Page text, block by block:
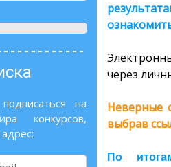
на
конкурсов,
через
Неверные
выбрав
По